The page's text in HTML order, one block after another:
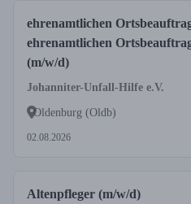
ehrenamtlichen
ehrenamtlichen
(m/w/d)
Johanniter-Unfall-Hilfe e.V.
Oldenburg (Oldb)
02.08.2026
Altenpfleger (m/w/d)